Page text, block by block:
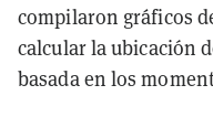
compilaron gráficos
calcular la ubicación
basada en los